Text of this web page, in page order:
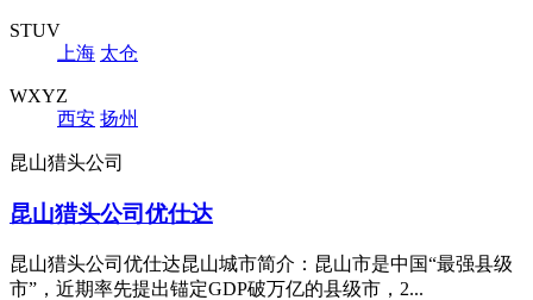
STUV
上海 太仓
WXYZ
西安 扬州
昆山猎头公司
昆山猎头公司优仕达
昆山猎头公司优仕达昆山城市简介：昆山市是中国“最强县级
市”，近期率先提出锚定GDP破万亿的县级市，2...